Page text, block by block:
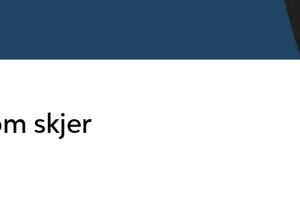
skjer